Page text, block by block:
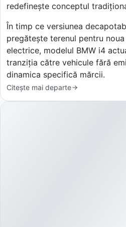
redefinește conceptul
În timp ce versiunea
pregătește terenul pentru
electrice, modelul BMW i4
tranziția către vehicule fără
dinamica specifică mărcii.
Citește mai departe